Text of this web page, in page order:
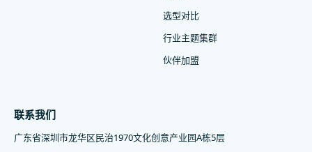
选型对比
行业主题集群
伙伴加盟
联系我们
广东省深圳市龙华区民治1970文化创意产业园A栋5层